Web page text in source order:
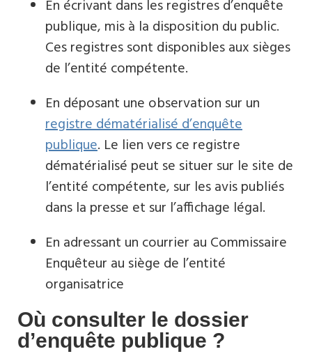
En écrivant dans les registres d’enquête
publique, mis à la disposition du public.
Ces registres sont disponibles aux sièges
de l’entité compétente.
En déposant une observation sur un
registre dématérialisé d’enquête
publique. Le lien vers ce registre
dématérialisé peut se situer sur le site de
l’entité compétente, sur les avis publiés
dans la presse et sur l’affichage légal.
En adressant un courrier au Commissaire
Enquêteur au siège de l’entité
organisatrice
Où consulter le dossier
d’enquête publique ?